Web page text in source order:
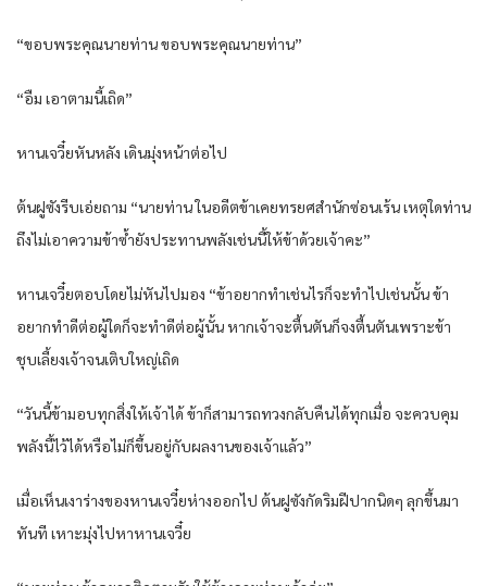
“ขอบพระคุณนายท่าน ขอบพระคุณนายท่าน”
“อืม เอาตามนี้เถิด”
หานเจวี๋ยหันหลัง เดินมุ่งหน้าต่อไป
ต้นฝูซังรีบเอ่ยถาม “นายท่าน ในอดีตข้าเคยทรยศสำนักซ่อนเร้น เหตุใดท่าน
ถึงไม่เอาความข้าซ้ำยังประทานพลังเช่นนี้ให้ข้าด้วยเจ้าคะ”
หานเจวี๋ยตอบโดยไม่หันไปมอง “ข้าอยากทำเช่นไรก็จะทำไปเช่นนั้น ข้า
อยากทำดีต่อผู้ใดก็จะทำดีต่อผู้นั้น หากเจ้าจะตื้นตันก็จงตื้นตันเพราะข้า
ชุบเลี้ยงเจ้าจนเติบใหญ่เถิด
“วันนี้ข้ามอบทุกสิ่งให้เจ้าได้ ข้าก็สามารถทวงกลับคืนได้ทุกเมื่อ จะควบคุม
พลังนี้ไว้ได้หรือไม่ก็ขึ้นอยู่กับผลงานของเจ้าแล้ว”
เมื่อเห็นเงาร่างของหานเจวี๋ยห่างออกไป ต้นฝูซังกัดริมฝีปากนิดๆ ลุกขึ้นมา
ทันที เหาะมุ่งไปหาหานเจวี๋ย